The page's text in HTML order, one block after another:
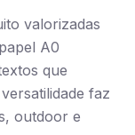
valorizadas
A0
que
faz
outdoor e